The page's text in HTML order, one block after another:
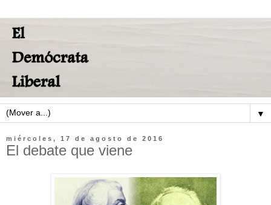
▼
miércoles, 17 de agosto de 2016
El debate que viene